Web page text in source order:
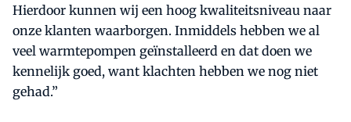
Hierdoor kunnen wij een hoog kwaliteitsniveau naar
onze klanten waarborgen. Inmiddels hebben we al
veel warmtepompen geïnstalleerd en dat doen we
kennelijk goed, want klachten hebben we nog niet
gehad.”